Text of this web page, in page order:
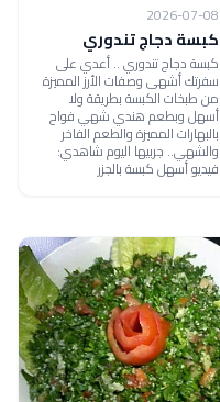
2026-07-08
كبسة دجاج تندوري
كبسة دجاج تندوري .. أعدي على
سفرتك أشهى وصفات الأرز المميزة
من طبخات الكبسة بطريقة ولا
أسهل وبطعم هندي شهي فواح
بالبهارات المميزة والطعم الفاخر
والشهي.. جربيها اليوم شاهدي:
فيديو أسهل كبسة بالجزر